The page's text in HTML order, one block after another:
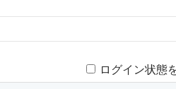
ログイン状態